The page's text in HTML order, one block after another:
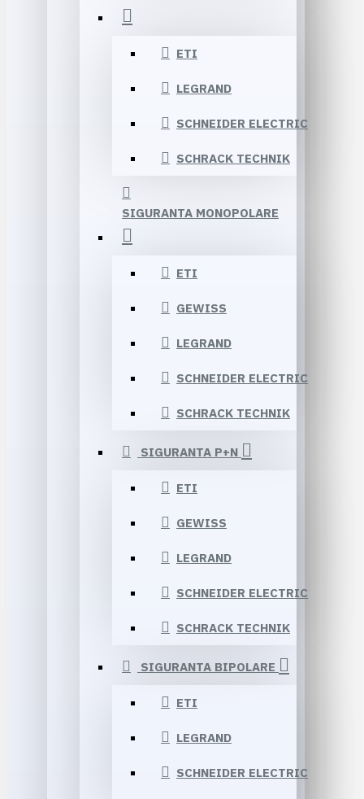
ETI
LEGRAND
SCHNEIDER ELECTRIC
SCHRACK TECHNIK
SIGURANTA MONOPOLARE
ETI
GEWISS
LEGRAND
SCHNEIDER ELECTRIC
SCHRACK TECHNIK
SIGURANTA P+N
ETI
GEWISS
LEGRAND
SCHNEIDER ELECTRIC
SCHRACK TECHNIK
SIGURANTA BIPOLARE
ETI
LEGRAND
SCHNEIDER ELECTRIC